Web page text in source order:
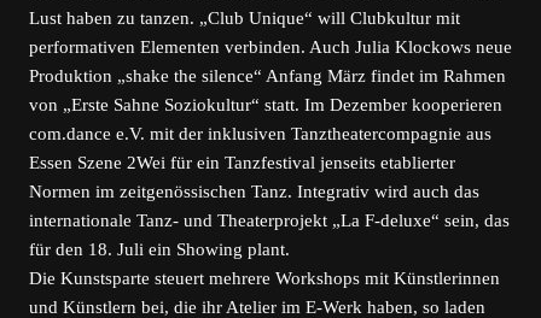
Lust haben zu tanzen. „Club Unique“ will Clubkultur mit
performativen Elementen verbinden. Auch Julia Klockows neue
Produktion „shake the silence“ Anfang März findet im Rahmen
von „Erste Sahne Soziokultur“ statt. Im Dezember kooperieren
com.dance e.V. mit der inklusiven Tanztheatercompagnie aus
Essen Szene 2Wei für ein Tanzfestival jenseits etablierter
Normen im zeitgenössischen Tanz. Integrativ wird auch das
internationale Tanz- und Theaterprojekt „La F-deluxe“ sein, das
für den 18. Juli ein Showing plant.
Die Kunstsparte steuert mehrere Workshops mit Künstlerinnen
und Künstlern bei, die ihr Atelier im E-Werk haben, so laden